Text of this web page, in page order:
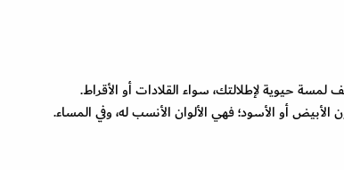
حيوية لإطلالتك، سواء القلادات أو الأقراط.
الأبيض أو الأسود؛ فهي الألوان الأنسب له، وفي المساء.